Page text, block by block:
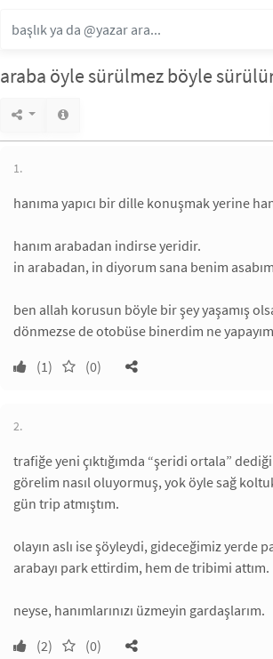
araba öyle sürülmez böyle
1.
hanıma yapıcı bir dille konuşmak yerine
hanım arabadan indirse yeridir.
in arabadan, in diyorum sana benim
ben allah korusun böyle bir şey yaşamış
dönmezse de otobüse binerdim ne
(1)
(0)
2.
trafiğe yeni çıktığımda “şeridi ortala”
görelim nasıl oluyormuş, yok öyle sağ
gün trip atmıştım.
olayın aslı ise şöyleydi, gideceğimiz yerde
arabayı park ettirdim, hem de tribimi attım.
neyse, hanımlarınızı üzmeyin gardaşlarım.
(2)
(0)